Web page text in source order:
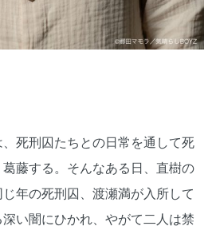
死刑囚たちとの日常を通して死
藤する。そんなある日、直樹の
年の死刑囚、渡瀬満が入所して
い闇にひかれ、やがて二人は禁